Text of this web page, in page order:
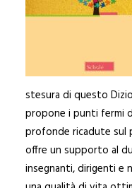
stesura di questo
propone i punti fermi
profonde ricadute sul
offre un supporto al
insegnanti, dirigenti e